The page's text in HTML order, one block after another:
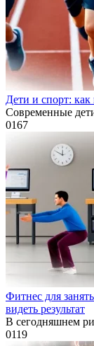
Дети и спорт:
Современные
0167
Фитнес для
видеть результат
В сегодняшнем
0119